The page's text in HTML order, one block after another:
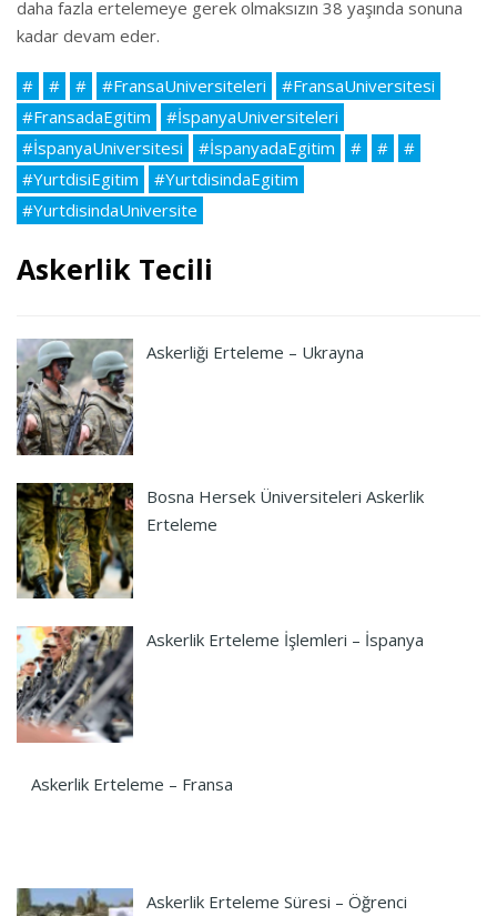
daha fazla ertelemeye gerek olmaksızın 38 yaşında sonuna
kadar devam eder.
# # # #FransaUniversiteleri
#FransaUniversitesi
#FransadaEgitim
#İspanyaUniversiteleri
#İspanyaUniversitesi
#İspanyadaEgitim # #
#
#YurtdisiEgitim
#YurtdisindaEgitim
#YurtdisindaUniversite
Askerlik Tecili
Askerliği Erteleme – Ukrayna
Bosna Hersek Üniversiteleri Askerlik
Erteleme
Askerlik Erteleme İşlemleri – İspanya
Askerlik Erteleme – Fransa
Askerlik Erteleme Süresi – Öğrenci